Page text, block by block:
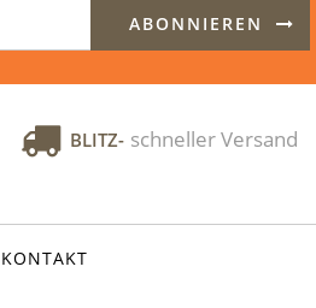
ABONNIEREN
BLITZ- schneller Versand
KONTAKT